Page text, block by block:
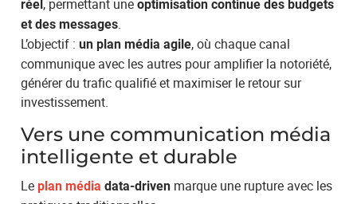
réel, permettant uneoptimisation continue des budgets
et des messages.
L’objectif :un plan média agile, où chaque canal
communique avec les autres pour amplifier la notoriété,
générer du trafic qualifié et maximiser le retour sur
investissement.
Vers une communication média
intelligente et durable
Leplan média data-driven marque une rupture avec les